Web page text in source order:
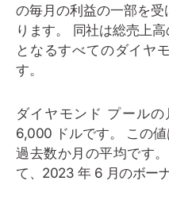
の毎月の利益の一部を
ります。 同社は総売上
となるすべてのダイヤ
す。
ダイヤモンド プール
6,000 ドルです。 この
過去数か月の平均です
て、2023 年 6 月のボー